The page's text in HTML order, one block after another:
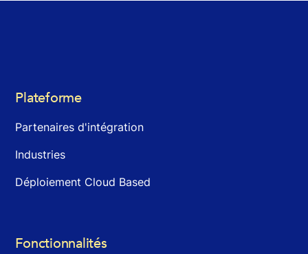
Plateforme
Partenaires d'intégration
Industries
Déploiement Cloud Based
Fonctionnalités